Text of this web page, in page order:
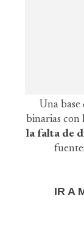
Una base
binarias con
la falta de
IR A